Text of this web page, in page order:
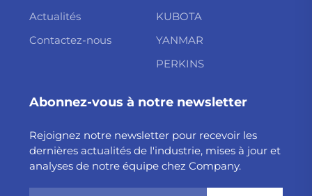
Actualités
Contactez-nous
KUBOTA
YANMAR
PERKINS
Abonnez-vous à notre newsletter
Rejoignez notre newsletter pour recevoir les
dernières actualités de l'industrie, mises à jour et
analyses de notre équipe chez Company.